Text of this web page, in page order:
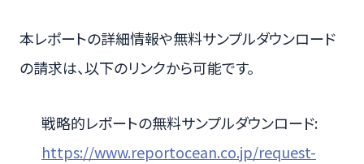
本レポートの詳細情報や無料サンプルダウンロード
の請求は、以下のリンクから可能です。
戦略的レポートの無料サンプルダウンロード:
https://www.reportocean.co.jp/request-